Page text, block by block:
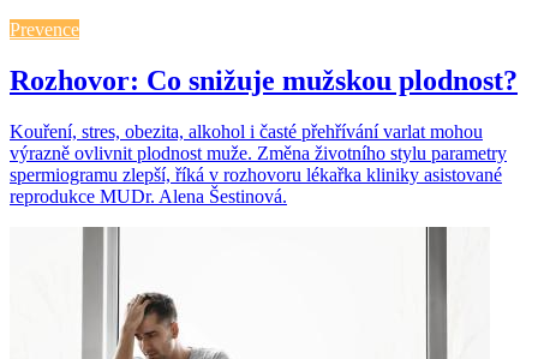
Prevence
Rozhovor: Co snižuje mužskou plodnost?
Kouření, stres, obezita, alkohol i časté přehřívání varlat mohou
výrazně ovlivnit plodnost muže. Změna životního stylu parametry
spermiogramu zlepší, říká v rozhovoru lékařka kliniky asistované
reprodukce MUDr. Alena Šestinová.